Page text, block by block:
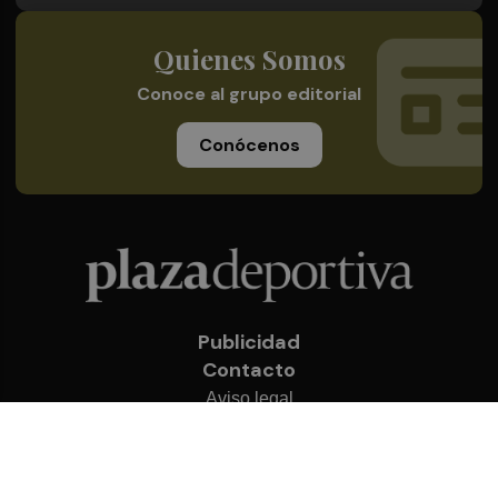
Quienes Somos
Conoce al grupo editorial
Conócenos
Publicidad
Contacto
Aviso legal